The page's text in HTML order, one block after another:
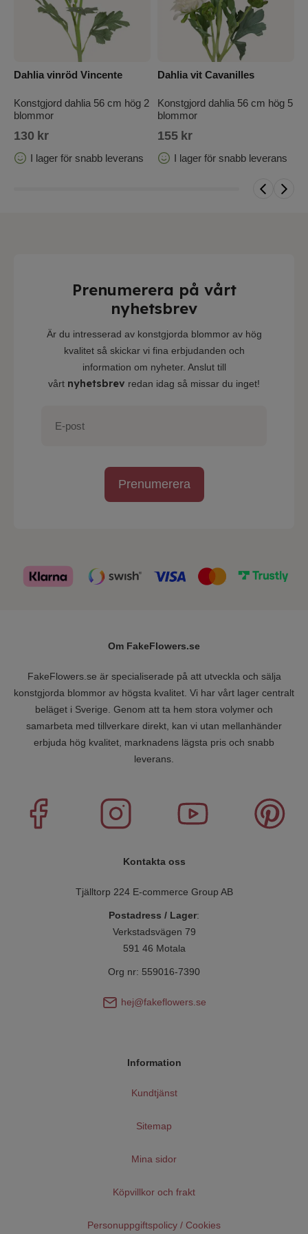
Dahlia vinröd Vincente
Konstgjord dahlia 56 cm hög 2
blommor
130 kr
I lager för snabb leverans
Dahlia vit Cavanilles
Konstgjord dahlia 56 cm hög 5
blommor
155 kr
I lager för snabb leverans
Prenumerera på vårt
nyhetsbrev
Är du intresserad av konstgjorda blommor av hög
kvalitet så skickar vi fina erbjudanden och
information om nyheter. Anslut till
vårt nyhetsbrev redan idag så missar du inget!
Prenumerera
Om FakeFlowers.se
FakeFlowers.se är specialiserade på att utveckla och sälja
konstgjorda blommor av högsta kvalitet. Vi har vårt lager centralt
beläget i Sverige. Genom att ta hem stora volymer och
samarbeta med tillverkare direkt, kan vi utan mellanhänder
erbjuda hög kvalitet, marknadens lägsta pris och snabb
leverans.
Kontakta oss
Tjälltorp 224 E-commerce Group AB
Postadress / Lager:
Verkstadsvägen 79
591 46 Motala
Org nr: 559016-7390
hej@fakeflowers.se
Information
Kundtjänst
Sitemap
Mina sidor
Köpvillkor och frakt
Personuppgiftspolicy / Cookies